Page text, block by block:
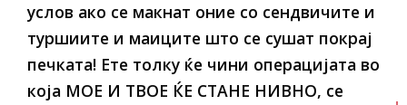
услов ако се макнат оние со сендвичите и
туршиите и маиците што се сушат покрај
печката! Ете толку ќе чини операцијата во
која МОЕ И ТВОЕ ЌЕ СТАНЕ НИВНО, се